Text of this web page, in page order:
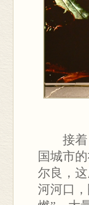
接
国城市
尔良，
河河口